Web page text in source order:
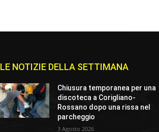
LE NOTIZIE DELLA SETTIMANA
Chiusura temporanea per una
discoteca a Corigliano-
Rossano dopo una rissa nel
parcheggio
3 Agosto 2026